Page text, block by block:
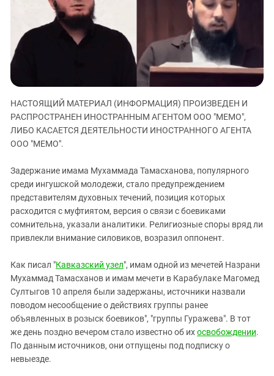
КАВКАЗ ЗА ПАЛЕСТИНУ
ИНАКОМЫСЛИЕ В ЧЕЧНЕ
ПРЕСЛЕДОВАНИЕ АКТИВИСТОВ
МОБИЛИЗАЦИЯ И ПРОТЕСТЫ
Дагестан
Ингушетия
Кабардино-Балкария
Карачаево-Черкесия
Краснодарский край
Российская Федерация
Северная Осетия - Алания
СКФО
Ставропольский край
Чечня
Южный Кавказ
ЮФО
НАСТОЯЩИЙ МАТЕРИАЛ (ИНФОРМАЦИЯ) ПРОИЗВЕДЕН И
РАСПРОСТРАНЕН ИНОСТРАННЫМ АГЕНТОМ ООО "МЕМО",
ЛИБО КАСАЕТСЯ ДЕЯТЕЛЬНОСТИ ИНОСТРАННОГО АГЕНТА
ООО "МЕМО".
Задержание имама Мухаммада Тамасханова, популярного
среди ингушской молодежи, стало предупреждением
представителям духовных течений, позиция которых
расходится с муфтиятом, версия о связи с боевиками
сомнительна, указали аналитики. Религиозные споры вряд ли
привлекли внимание силовиков, возразил оппонент.
Как писал "Кавказский узел", имам одной из мечетей Назрани
Мухаммад Тамасханов и имам мечети в Карабулаке Магомед
Султыгов 10 апреля были задержаны, источники назвали
поводом несообщение о действиях группы ранее
объявленных в розыск боевиков", "группы Гуражева". В тот
же день поздно вечером стало известно об ихосвобождении.
По данным источников, они отпущены под подписку о
невыезде.